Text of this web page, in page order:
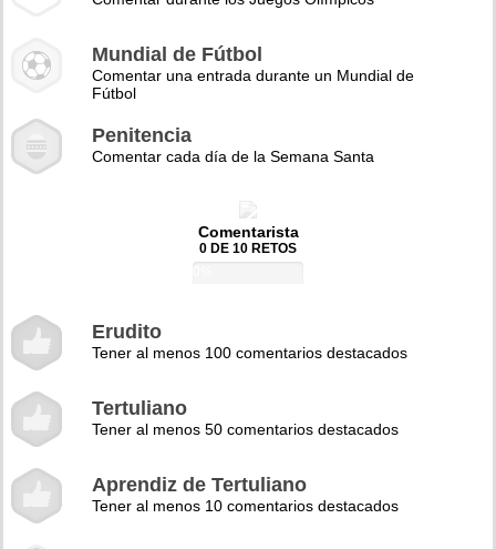
Mundial de Fútbol
Comentar una entrada durante un Mundial de
Fútbol
Penitencia
Comentar cada día de la Semana Santa
Comentarista
0 DE 10 RETOS
Erudito
Tener al menos 100 comentarios destacados
Tertuliano
Tener al menos 50 comentarios destacados
Aprendiz de Tertuliano
Tener al menos 10 comentarios destacados